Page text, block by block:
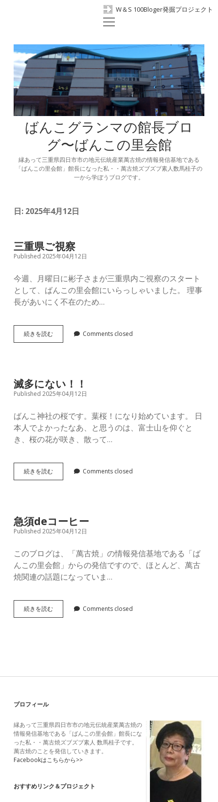
W＆S 100Bloger発掘プロジェクト
ホーム
プロフィール
BANKO300th
ばんこの里会館
facebook
open
ばんこグランマの館長ブロ
グ〜ばんこの里会館
縁あって三重県四日市市の地元伝統産業萬古焼の情報発信基地である
「ばんこの里会館」館長になった私・・萬古焼ズブズブ素人数馬桂子の
一から学ぼうブログです。
日: 2025年4月12日
三重県ご視察
Published 2025年04月12日
今週、月曜日に彬子さまが三重県内ご視察のスタート
として、ばんこの里会館にいらっしゃいました。 理事
長があいにく不在のため…
続きを読む三
重
Comments closed
滅多にない！！
Published 2025年04月12日
ばんこ神社の桜です。葉桜！になり始めています。 日
本人でよかったなあ、と思うのは、富士山を仰ぐと
き、桜の花が咲き、散って…
続きを読む滅
多
Comments closed
急須deコーヒー
Published 2025年04月12日
このブログは、「萬古焼」の情報発信基地である「ば
んこの里会館」からの発信ですので、ほとんど、萬古
焼関連の話題になっていま…
続きを読む急
須
Comments closed
Sidebar
プロフィール
縁あって三重県四日市市の地元伝統産業萬古焼の
情報発信基地である「ばんこの里会館」館長にな
った私・・萬古焼ズブズブ素人 数馬桂子です。
萬古焼のことを発信していきます。
Facebookはこちらから>>
おすすめリンク＆プロジェクト